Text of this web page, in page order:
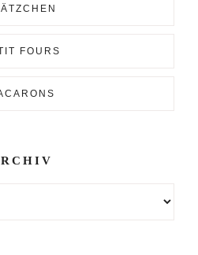
FOURS